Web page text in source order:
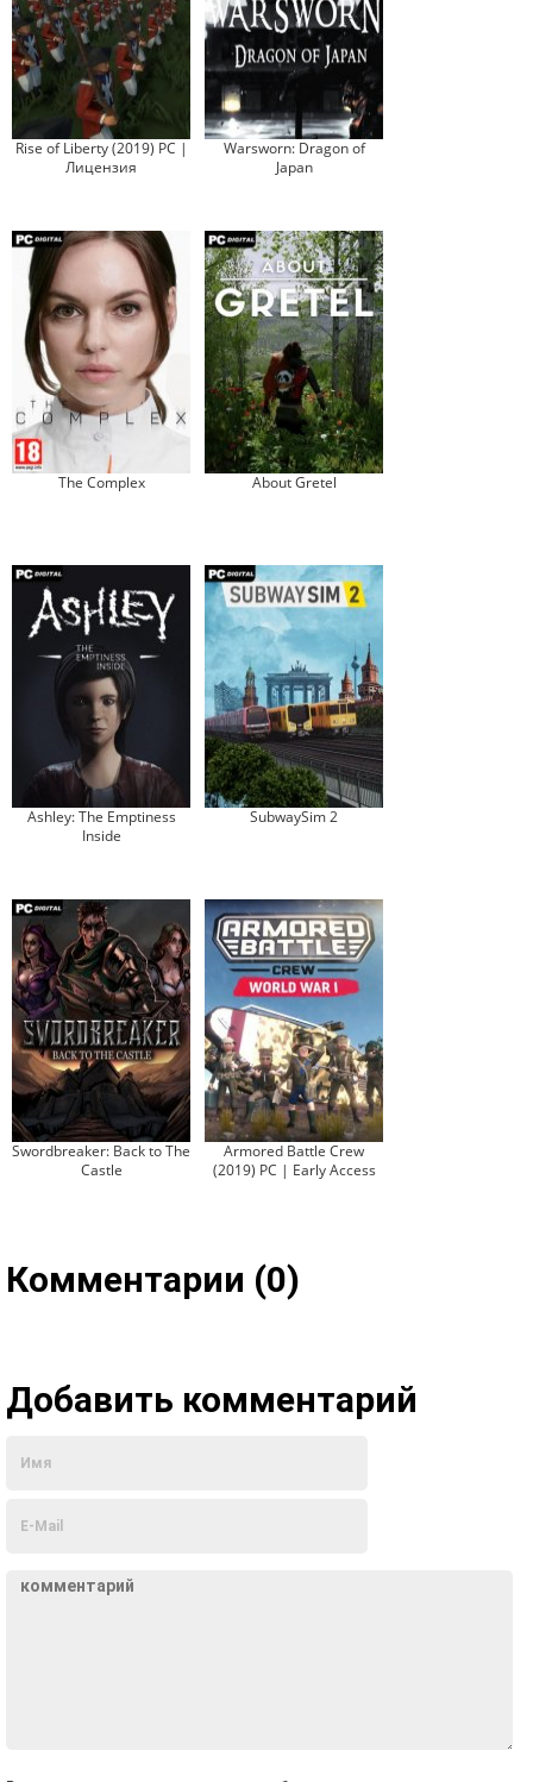
Rise of Liberty (2019) PC |
Лицензия
Warsworn: Dragon of
Japan
The Complex About Gretel
Ashley: The Emptiness
Inside
SubwaySim 2
Swordbreaker: Back to The
Castle
Armored Battle Crew
(2019) PC | Early Access
Комментарии (0)
Добавить комментарий